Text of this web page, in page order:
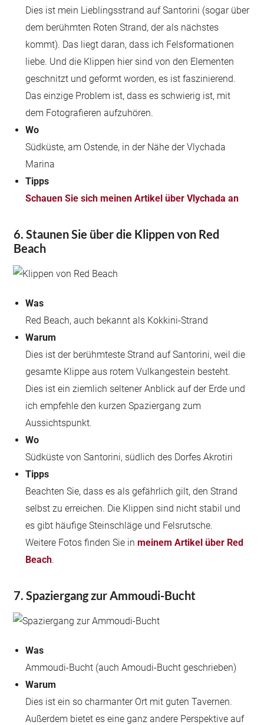
Dies ist mein Lieblingsstrand auf Santorini (sogar über
dem berühmten Roten Strand, der als nächstes
kommt). Das liegt daran, dass ich Felsformationen
liebe. Und die Klippen hier sind von den Elementen
geschnitzt und geformt worden, es ist faszinierend.
Das einzige Problem ist, dass es schwierig ist, mit
dem Fotografieren aufzuhören.
Wo
Südküste, am Ostende, in der Nähe der Vlychada
Marina
Tipps
Schauen Sie sich meinen Artikel über Vlychada an
6. Staunen Sie über die Klippen von Red
Beach
Was
Red Beach, auch bekannt als Kokkini-Strand
Warum
Dies ist der berühmteste Strand auf Santorini, weil die
gesamte Klippe aus rotem Vulkangestein besteht.
Dies ist ein ziemlich seltener Anblick auf der Erde und
ich empfehle den kurzen Spaziergang zum
Aussichtspunkt.
Wo
Südküste von Santorini, südlich des Dorfes Akrotiri
Tipps
Beachten Sie, dass es als gefährlich gilt, den Strand
selbst zu erreichen. Die Klippen sind nicht stabil und
es gibt häufige Steinschläge und Felsrutsche.
Weitere Fotos finden Sie inmeinem Artikel über Red
Beach.
7. Spaziergang zur Ammoudi-Bucht
Was
Ammoudi-Bucht (auch Amoudi-Bucht geschrieben)
Warum
Dies ist ein so charmanter Ort mit guten Tavernen.
Außerdem bietet es eine ganz andere Perspektive auf